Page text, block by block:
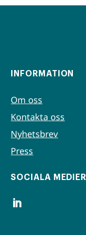
INFORMATION
Om oss
Kontakta oss
Nyhetsbrev
Press
SOCIALA MEDIER